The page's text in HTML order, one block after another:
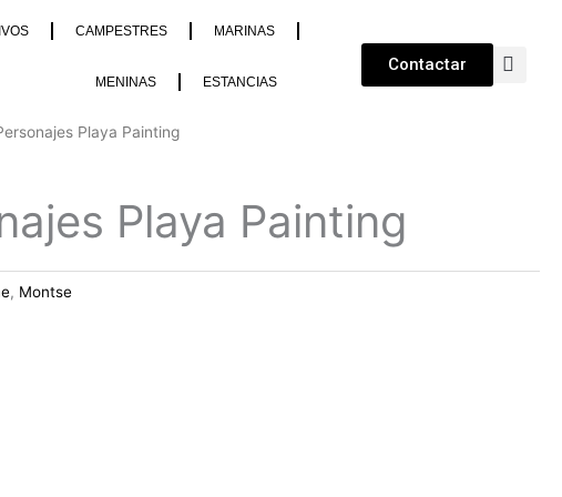
CAMPESTRES MARINAS
MENINAS ESTANCIAS
Contactar
Playa Painting
Playa Painting
, Montse